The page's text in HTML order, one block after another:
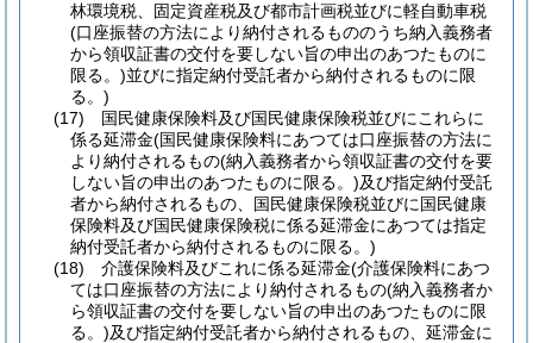
林環境税、固定資産税及び都市計画税並びに軽自動車税
(口座振替の方法により納付されるもののうち納入義務者
から領収証書の交付を要しない旨の申出のあつたものに
限る。)並びに指定納付受託者から納付されるものに限
る。)
(17)
国民健康保険料及び国民健康保険税並びにこれらに
係る延滞金(国民健康保険料にあつては口座振替の方法に
より納付されるもの(納入義務者から領収証書の交付を要
しない旨の申出のあつたものに限る。)及び指定納付受託
者から納付されるもの、国民健康保険税並びに国民健康
保険料及び国民健康保険税に係る延滞金にあつては指定
納付受託者から納付されるものに限る。)
(18)
介護保険料及びこれに係る延滞金(介護保険料にあつ
ては口座振替の方法により納付されるもの(納入義務者か
ら領収証書の交付を要しない旨の申出のあつたものに限
る。)及び指定納付受託者から納付されるもの、延滞金に